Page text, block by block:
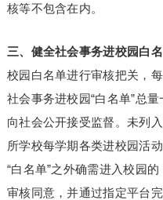
核等不包含在内。
三、健全社会事务进校园白
校园白名单进行审核把关，
社会事务进校园“白名单”总
向社会公开接受监督。未列
所学校每学期各类进校园活
“白名单”之外确需进入校园
审核同意，并通过指定平台